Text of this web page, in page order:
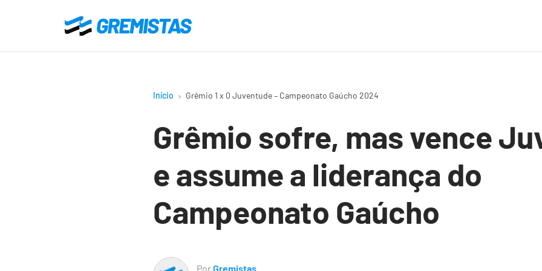
o
Gremistas
Início Grêmio 1 x 0 Juventude – Campeonato Gaúcho 2024
Grêmio sofre, mas vence
e assume a liderança do
Campeonato Gaúcho
PorGremistas